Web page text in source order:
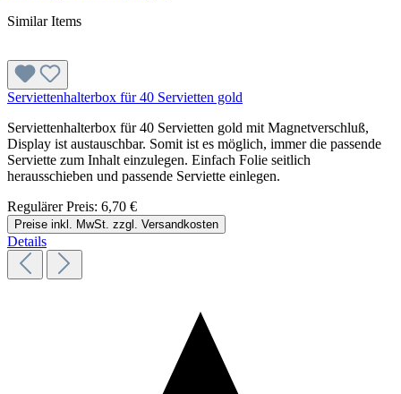
Similar Items
Serviettenhalterbox für 40 Servietten gold
Serviettenhalterbox für 40 Servietten gold mit Magnetverschluß,
Display ist austauschbar. Somit ist es möglich, immer die passende
Serviette zum Inhalt einzulegen. Einfach Folie seitlich
herausschieben und passende Serviette einlegen.
Regulärer Preis: 6,70 €
Preise inkl. MwSt. zzgl. Versandkosten
Details